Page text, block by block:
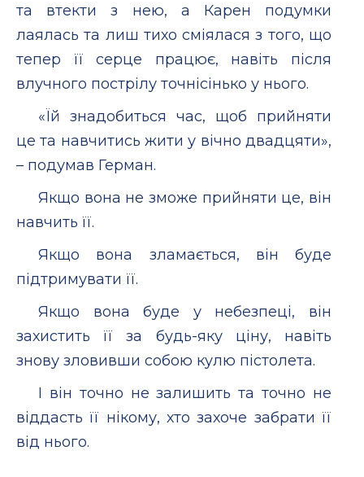
та втекти з нею, а Карен подумки
лаялась та лиш тихо сміялася з того, що
тепер її серце працює, навіть після
влучного пострілу точнісінько у нього.
«Їй знадобиться час, щоб прийняти
це та навчитись жити у вічно двадцяти»,
– подумав Герман.
Якщо вона не зможе прийняти це, він
навчить її.
Якщо вона зламається, він буде
підтримувати її.
Якщо вона буде у небезпеці, він
захистить її за будь-яку ціну, навіть
знову зловивши собою кулю пістолета.
І він точно не залишить та точно не
віддасть її нікому, хто захоче забрати її
від нього.